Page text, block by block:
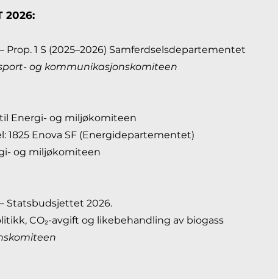
2026:
Prop. 1 S (2025–2026) Samferdselsdepartementet
og kommunikasjonskomiteen
Energi- og miljøkomiteen
1825 Enova SF (Energidepartementet)
og miljøkomiteen
Statsbudsjettet 2026.
CO₂-avgift og likebehandling av biogass